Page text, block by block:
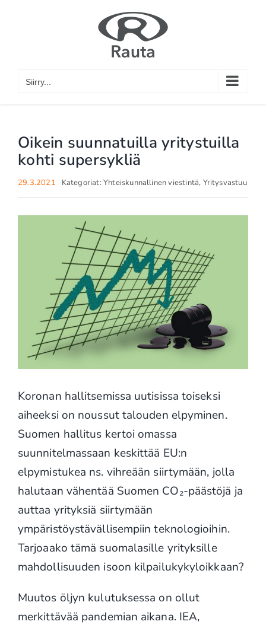
Siirry...
Oikein suunnatuilla yritystuilla
kohti supersykliä
29.3.2021 Kategoriat:Yhteiskunnallinen viestintä, Yritysvastuu
Koronan hallitsemissa uutisissa toiseksi
aiheeksi on noussut talouden elpyminen.
Suomen hallitus kertoi omassa
suunnitelmassaan keskittää EU:n
elpymistukea ns. vihreään siirtymään, jolla
halutaan vähentää Suomen CO₂-päästöjä ja
auttaa yrityksiä siirtymään
ympäristöystävällisempiin teknologioihin.
Tarjoaako tämä suomalasille yrityksille
mahdollisuuden isoon kilpailukykyloikkaan?
Muutos öljyn kulutuksessa on ollut
merkittävää pandemian aikana. IEA,